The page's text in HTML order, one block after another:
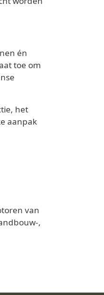
én
toe om
het
aanpak
van
,